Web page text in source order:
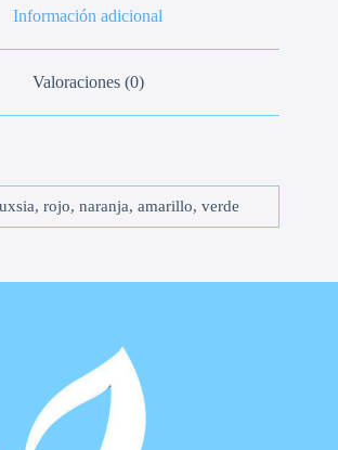
Información adicional
Valoraciones (0)
rojo, naranja, amarillo, verde